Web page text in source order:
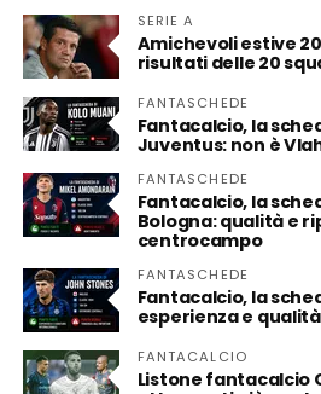
SERIE A
Amichevoli estive
risultati delle 20
FANTASCHEDE
Fantacalcio, la
Juventus: non è
FANTASCHEDE
Fantacalcio, la
Bologna: qualità e
centrocampo
FANTASCHEDE
Fantacalcio, la
esperienza e
FANTACALCIO
Listone fantacalcio